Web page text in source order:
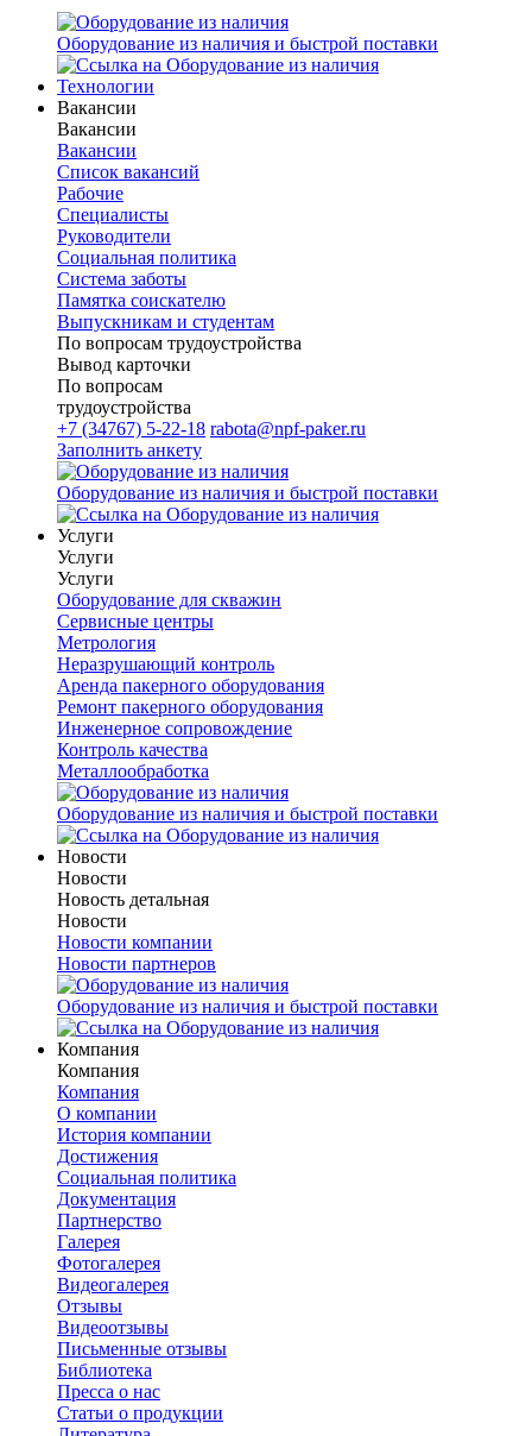
Оборудование из наличия и быстрой поставки
Технологии
Вакансии
Вакансии
Вакансии
Список вакансий
Рабочие
Специалисты
Руководители
Cоциальная политика
Система заботы
Памятка соискателю
Выпускникам и студентам
По вопросам трудоустройства
Вывод карточки
По вопросам
трудоустройства
+7 (34767) 5-22-18 rabota@npf-paker.ru
Заполнить анкету
Оборудование из наличия и быстрой поставки
Услуги
Услуги
Услуги
Оборудование для скважин
Сервисные центры
Метрология
Неразрушающий контроль
Аренда пакерного оборудования
Ремонт пакерного оборудования
Инженерное сопровождение
Контроль качества
Металлообработка
Оборудование из наличия и быстрой поставки
Новости
Новости
Новость детальная
Новости
Новости компании
Новости партнеров
Оборудование из наличия и быстрой поставки
Компания
Компания
Компания
О компании
История компании
Достижения
Социальная политика
Документация
Партнерство
Галерея
Фотогалерея
Видеогалерея
Отзывы
Видеоотзывы
Письменные отзывы
Библиотека
Пресса о нас
Статьи о продукции